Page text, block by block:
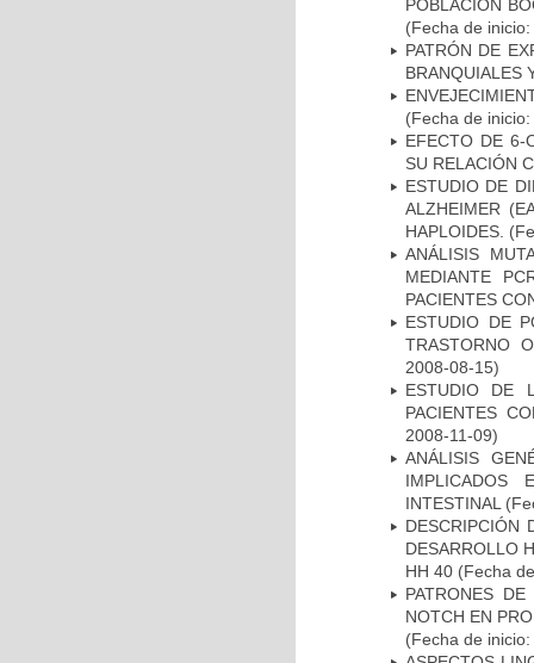
POBLACIÓN
(Fecha de
PATRÓN DE
BRANQUIALES
(Fecha de
EFECTO DE 6-
SU RELACIÓN
ESTUDIO DE
ALZHEIMER
HAPLOIDES.
ANÁLISIS
MEDIANTE
PACIENTES
ESTUDIO DE
TRASTORNO
2008-08-15)
ESTUDIO DE
PACIENTES
2008-11-09)
ANÁLISIS
IMPLICADOS
INTESTINAL
DESCRIPCIÓN
DESARROLLO
HH 40 (Fecha
PATRONES
NOTCH EN
(Fecha de